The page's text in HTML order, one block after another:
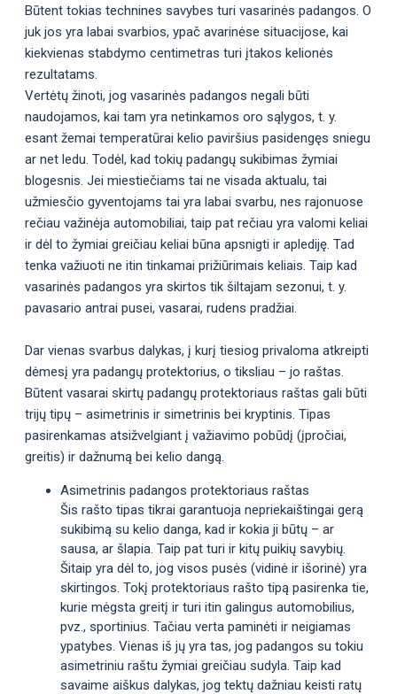
Būtent tokias technines savybes turi vasarinės padangos. O
juk jos yra labai svarbios, ypač avarinėse situacijose, kai
kiekvienas stabdymo centimetras turi įtakos kelionės
rezultatams.
Vertėtų žinoti, jog vasarinės padangos negali būti
naudojamos, kai tam yra netinkamos oro sąlygos, t. y.
esant žemai temperatūrai kelio paviršius pasidengęs sniegu
ar net ledu. Todėl, kad tokių padangų sukibimas žymiai
blogesnis. Jei miestiečiams tai ne visada aktualu, tai
užmiesčio gyventojams tai yra labai svarbu, nes rajonuose
rečiau važinėja automobiliai, taip pat rečiau yra valomi keliai
ir dėl to žymiai greičiau keliai būna apsnigti ir aplediję. Tad
tenka važiuoti ne itin tinkamai prižiūrimais keliais. Taip kad
vasarinės padangos yra skirtos tik šiltajam sezonui, t. y.
pavasario antrai pusei, vasarai, rudens pradžiai.
Dar vienas svarbus dalykas, į kurį tiesiog privaloma atkreipti
dėmesį yra padangų protektorius, o tiksliau – jo raštas.
Būtent vasarai skirtų padangų protektoriaus raštas gali būti
trijų tipų – asimetrinis ir simetrinis bei kryptinis. Tipas
pasirenkamas atsižvelgiant į važiavimo pobūdį (įpročiai,
greitis) ir dažnumą bei kelio dangą.
Asimetrinis padangos protektoriaus raštas
Šis rašto tipas tikrai garantuoja nepriekaištingai gerą
sukibimą su kelio danga, kad ir kokia ji būtų – ar
sausa, ar šlapia. Taip pat turi ir kitų puikių savybių.
Šitaip yra dėl to, jog visos pusės (vidinė ir išorinė) yra
skirtingos. Tokį protektoriaus rašto tipą pasirenka tie,
kurie mėgsta greitį ir turi itin galingus automobilius,
pvz., sportinius. Tačiau verta paminėti ir neigiamas
ypatybes. Vienas iš jų yra tas, jog padangos su tokiu
asimetriniu raštu žymiai greičiau sudyla. Taip kad
savaime aiškus dalykas, jog tektų dažniau keisti ratų